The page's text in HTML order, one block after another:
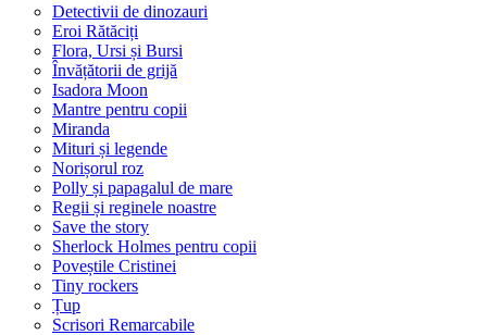
Detectivii de dinozauri
Eroi Rătăciți
Flora, Ursi și Bursi
Învățătorii de grijă
Isadora Moon
Mantre pentru copii
Miranda
Mituri și legende
Norișorul roz
Polly și papagalul de mare
Regii și reginele noastre
Save the story
Sherlock Holmes pentru copii
Poveștile Cristinei
Tiny rockers
Țup
Scrisori Remarcabile